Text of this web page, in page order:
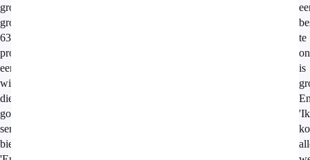
grootste
groep,
63
procent,
een
winkel
die
goede
service
biedt.
te
is
'Ik